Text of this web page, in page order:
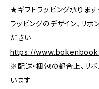
★ギフトラッピング承りま
ラッピングのデザイン、リ
ださい
https://
※配送・梱包の都合上、リ
います